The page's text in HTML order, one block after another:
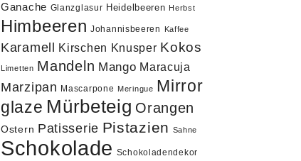
Ganache Glanzglasur Heidelbeeren Herbst
Himbeeren Johannisbeeren Kaffee
Karamell Kirschen Knusper Kokos
Limetten Mandeln Mango Maracuja
Marzipan Mascarpone Meringue Mirror
glaze Mürbeteig Orangen
Ostern Patisserie Pistazien Sahne
Schokolade Schokoladendekor